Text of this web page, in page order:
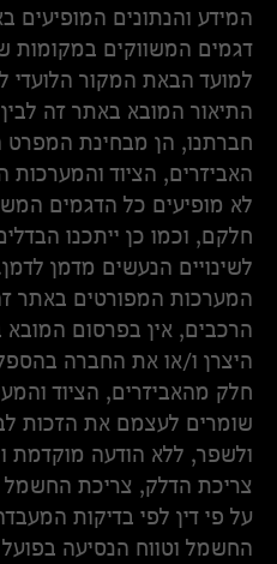
המידע והנתונים המופיעים
דגמים המשווקים במקומות
למועד הבאת המקור הלועדי
התיאור המובא באתר זה
חברתנו, הן מבחינת המפרט
האביזרים, הציוד והמערכות
לא מופיעים כל הדגמים
חלקם, וכמו כן ייתכנו
לשינויים הנעשים מדמן
המערכות המפורטים באתר
הרכבים, אין בפרסום
היצרן ו/או את החברה
חלק מהאביזרים, הציוד
שומרים לעצמם את הזכות
ולשפר, ללא הודעה מוקדמת
צריכת הדלק, צריכת
על פי דין לפי בדיקות
החשמל וטווח הנסיעה